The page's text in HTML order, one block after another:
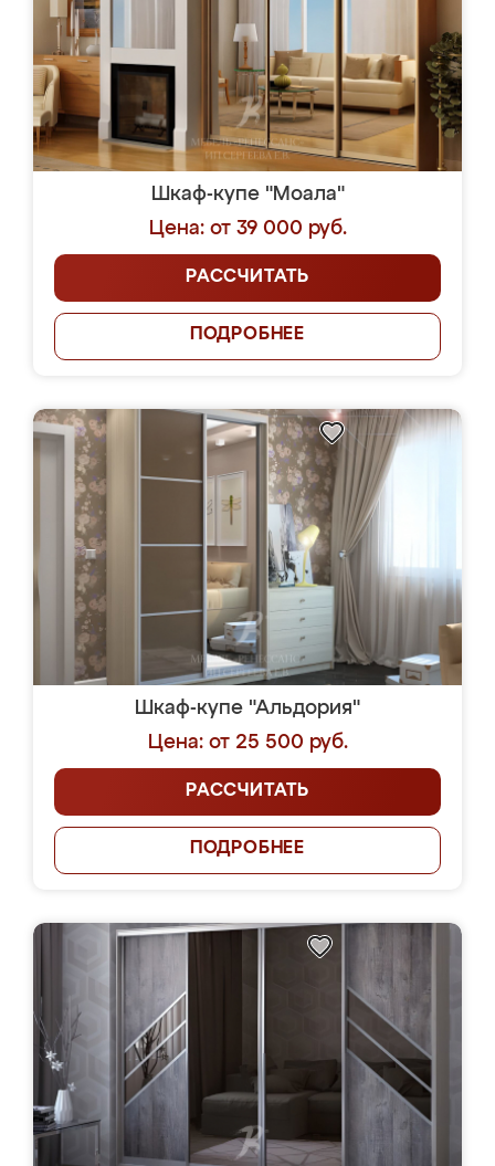
Шкаф-купе "Моала"
Цена: от 39 000 руб.
РАССЧИТАТЬ
ПОДРОБНЕЕ
Шкаф-купе "Альдория"
Цена: от 25 500 руб.
РАССЧИТАТЬ
ПОДРОБНЕЕ